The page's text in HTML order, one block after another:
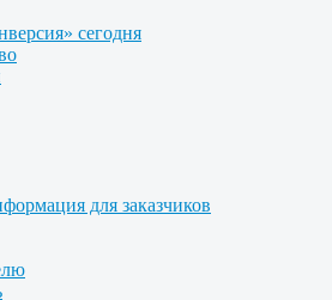
сегодня
для заказчиков